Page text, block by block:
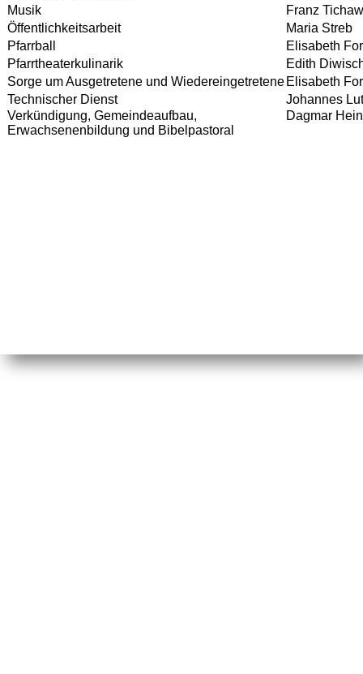
Musik
Franz
Öffentlichkeitsarbeit
Maria Streb
Pfarrball
Elisabeth
Pfarrtheaterkulinarik
Edith
Sorge um Ausgetretene und Wiedereingetretene Elisabeth
Technischer Dienst
Johannes
Verkündigung, Gemeindeaufbau,
Erwachsenenbildung und Bibelpastoral
Dagmar